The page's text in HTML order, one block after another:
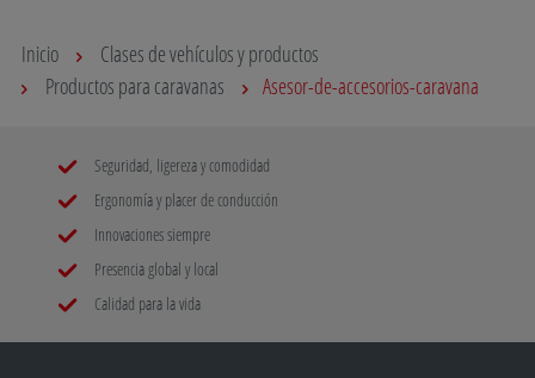
ATC: AL-KO Trailer Control
gato de elevación
Inicio
Clases de vehículos y productos
Productos para caravanas
Asesor-de-accesorios-caravana
Seguridad, ligereza y comodidad
Ergonomía y placer de conducción
Innovaciones siempre
Presencia global y local
Calidad para la vida